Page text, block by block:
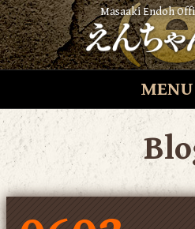
Masaaki Endoh
MENU